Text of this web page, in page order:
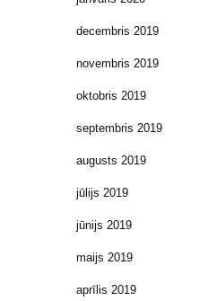
decembris 2019
novembris 2019
oktobris 2019
septembris 2019
augusts 2019
jūlijs 2019
jūnijs 2019
maijs 2019
aprīlis 2019